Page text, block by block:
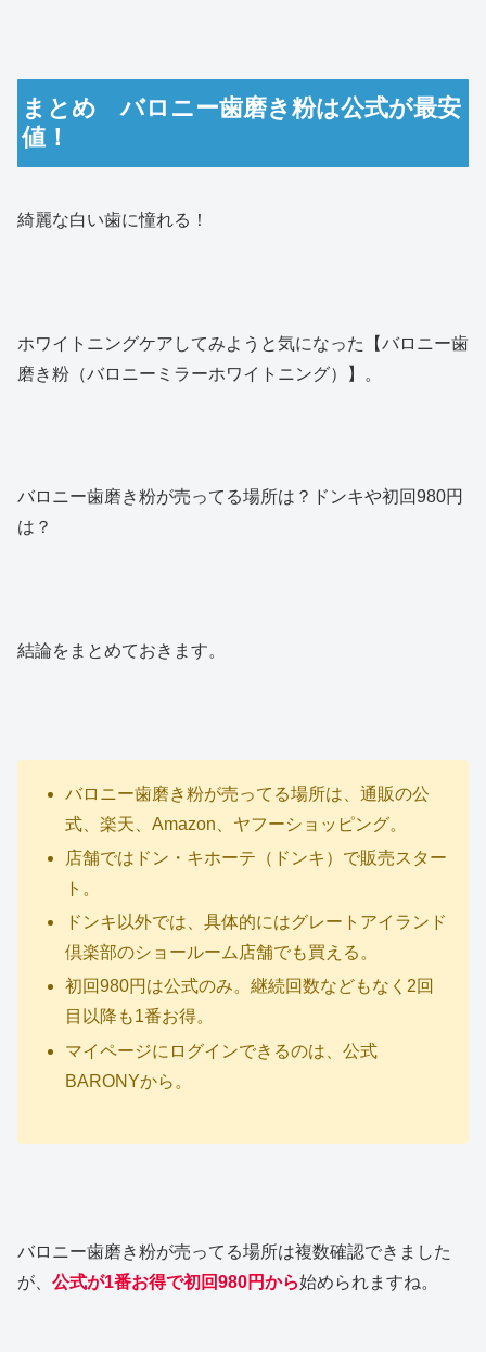
まとめ バロニー歯磨き粉は公式が最安
値！
綺麗な白い歯に憧れる！
ホワイトニングケアしてみようと気になった【バロニー歯
磨き粉（バロニーミラーホワイトニング）】。
バロニー歯磨き粉が売ってる場所は？ドンキや初回980円
は？
結論をまとめておきます。
バロニー歯磨き粉が売ってる場所は、通販の公
式、楽天、Amazon、ヤフーショッピング。
店舗ではドン・キホーテ（ドンキ）で販売スター
ト。
ドンキ以外では、具体的にはグレートアイランド
倶楽部のショールーム店舗でも買える。
初回980円は公式のみ。継続回数などもなく2回
目以降も1番お得。
マイページにログインできるのは、公式
BARONYから。
バロニー歯磨き粉が売ってる場所は複数確認できました
が、 公式が1番お得で初回980円から始められますね。